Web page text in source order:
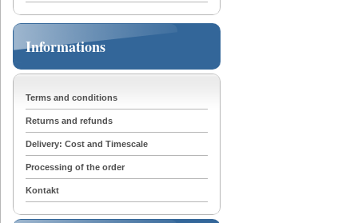
Informations
Terms and conditions
Returns and refunds
Delivery: Cost and Timescale
Processing of the order
Kontakt